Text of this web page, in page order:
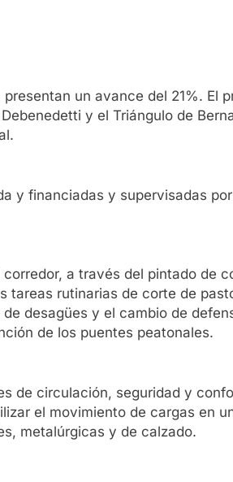
un avance del 21%. El
y el Triángulo de
y financiadas y supervisadas
a través del pintado de
rutinarias de corte de
desagües y el cambio de
de los puentes peatonales.
de circulación, seguridad y
el movimiento de cargas en
metalúrgicas y de calzado.